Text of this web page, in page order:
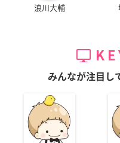
浪川大輔
みんなが注目し